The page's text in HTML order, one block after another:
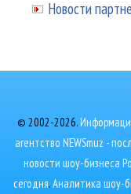
Новости
© 2002-2026.
агентство NEWSmuz -
новости шоу-бизнеса
сегодня.Аналитика шоу-